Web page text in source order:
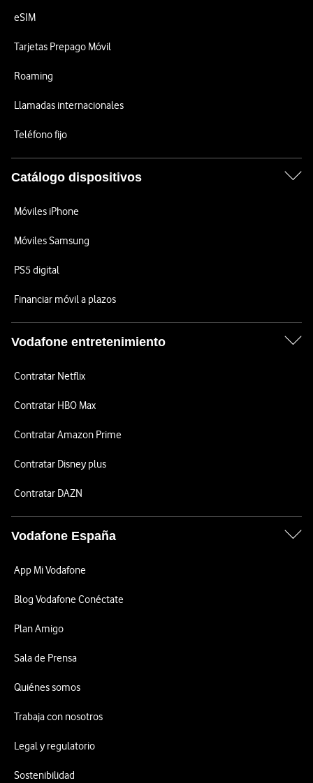
eSIM
Tarjetas Prepago Móvil
Roaming
Llamadas internacionales
Teléfono fijo
Catálogo dispositivos
Móviles iPhone
Móviles Samsung
PS5 digital
Financiar móvil a plazos
Vodafone entretenimiento
Contratar Netflix
Contratar HBO Max
Contratar Amazon Prime
Contratar Disney plus
Contratar DAZN
Vodafone España
App Mi Vodafone
Blog Vodafone Conéctate
Plan Amigo
Sala de Prensa
Quiénes somos
Trabaja con nosotros
Legal y regulatorio
Sostenibilidad